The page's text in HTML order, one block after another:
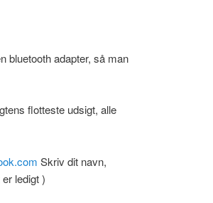
bluetooth adapter, så man
flotteste udsigt, alle
Skriv dit navn,
ledigt )